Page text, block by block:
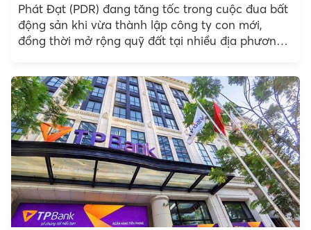
Phát Đạt (PDR) đang tăng tốc trong cuộc đua bất
động sản khi vừa thành lập công ty con mới,
đồng thời mở rộng quỹ đất tại nhiều địa phương.